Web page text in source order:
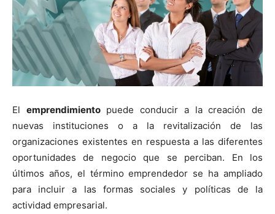
El emprendimientopuede conducir a la creación de
nuevas instituciones o a la revitalización de las
organizaciones existentes en respuesta a las diferentes
oportunidades de negocio que se perciban. En los
últimos años, el término emprendedor se ha ampliado
para incluir a las formas sociales y políticas de la
actividad empresarial.